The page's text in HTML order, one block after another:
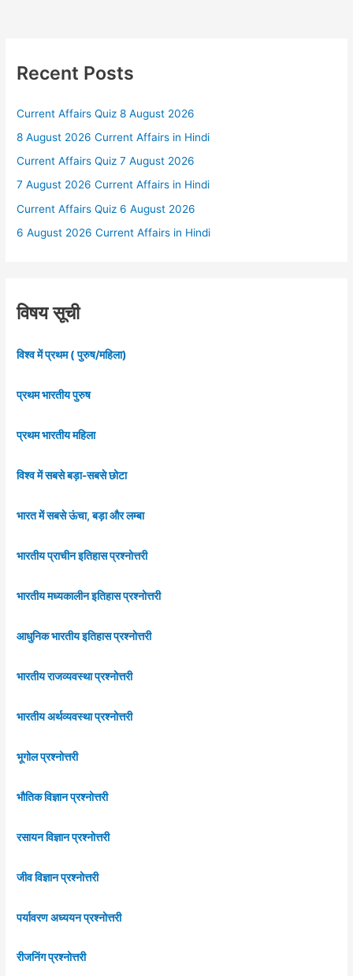
Recent Posts
Current Affairs Quiz 8 August 2026
8 August 2026 Current Affairs in Hindi
Current Affairs Quiz 7 August 2026
7 August 2026 Current Affairs in Hindi
Current Affairs Quiz 6 August 2026
6 August 2026 Current Affairs in Hindi
विषय सूची
विश्व में प्रथम ( पुरुष/महिला)
प्रथम भारतीय पुरुष
प्रथम भारतीय महिला
विश्व में सबसे बड़ा-सबसे छोटा
भारत में सबसे ऊंचा, बड़ा और लम्बा
भारतीय प्राचीन इतिहास प्रश्नोत्तरी
भारतीय मध्यकालीन इतिहास प्रश्नोत्तरी
आधुनिक भारतीय इतिहास प्रश्नोत्तरी
भारतीय राजव्यवस्था प्रश्नोत्तरी
भारतीय अर्थव्यवस्था प्रश्नोत्तरी
भूगोल प्रश्नोत्तरी
भौतिक विज्ञान प्रश्नोत्तरी
रसायन विज्ञान प्रश्नोत्तरी
जीव विज्ञान प्रश्नोत्तरी
पर्यावरण अध्ययन प्रश्नोत्तरी
रीजनिंग प्रश्नोत्तरी